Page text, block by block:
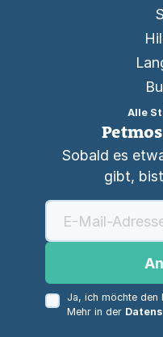
Alle
Sobald es
gibt,
Ja, ich möchte den
Mehr in der